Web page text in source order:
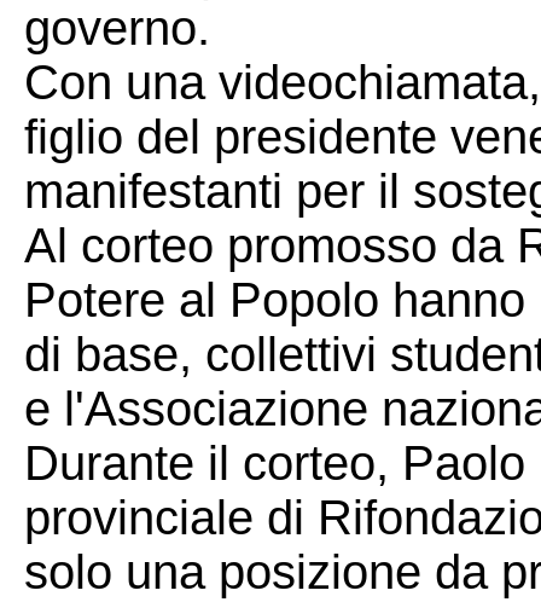
governo.
Con una
figlio del presidente
manifestanti per il
Al corteo promosso da
Potere al Popolo
di base, collettivi
e l'Associazione
Durante il corteo,
provinciale di
solo una posizione da